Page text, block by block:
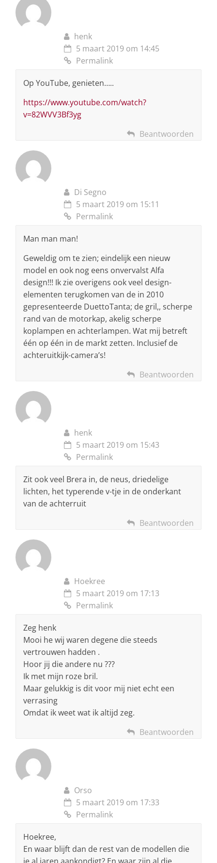
henk
5 maart 2019 om 14:45
Permalink
Op YouTube, genieten…..
https://www.youtube.com/watch?
v=82WVV3Bf3yg
Beantwoorden
Di Segno
5 maart 2019 om 15:11
Permalink
Man man man!
Geweldig om te zien; eindelijk een nieuw
model en ook nog eens onvervalst Alfa
design!!! Ik zie overigens ook veel design-
elementen terugkomen van de in 2010
gepresenteerde DuettoTanta; de gril,, scherpe
rand van de motorkap, akelig scherpe
koplampen en achterlampen. Wat mij betreft
één op één in de markt zetten. Inclusief de
achteruitkijk-camera’s!
Beantwoorden
henk
5 maart 2019 om 15:43
Permalink
Zit ook veel Brera in, de neus, driedelige
lichten, het typerende v-tje in de onderkant
van de achterruit
Beantwoorden
Hoekree
5 maart 2019 om 17:13
Permalink
Zeg henk
Mooi he wij waren degene die steeds
vertrouwen hadden .
Hoor jij die andere nu ???
Ik met mijn roze bril.
Maar gelukkig is dit voor mij niet echt een
verrasing
Omdat ik weet wat ik altijd zeg.
Beantwoorden
Orso
5 maart 2019 om 17:33
Permalink
Hoekree,
En waar blijft dan de rest van de modellen die